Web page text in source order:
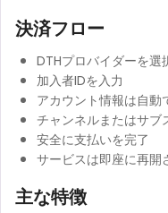
決済フロー
DTHプロバイダーを選
加入者IDを入力
アカウント情報は自動
チャンネルまたはサ
安全に支払いを完了
サービスは即座に再開
主な特徴